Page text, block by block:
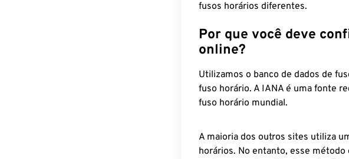
fusos horários diferentes.
Por que você deve
online?
Utilizamos o banco de dados de
fuso horário. A IANA é uma fonte
fuso horário mundial.
A maioria dos outros sites utiliza
horários. No entanto, esse